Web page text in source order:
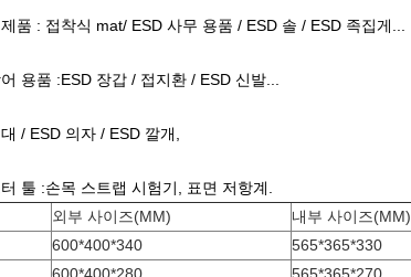
품 : 접착식 mat/ ESD 사무 용품 / ESD 솔 / ESD 족집게...
용품 :ESD 장갑 / 접지환 / ESD 신발...
/ ESD 의자 / ESD 깔개,
툴 :손목 스트랩 시험기, 표면 저항계.
외부 사이즈(MM)
내부 사이즈(MM)
600*400*340
565*365*330